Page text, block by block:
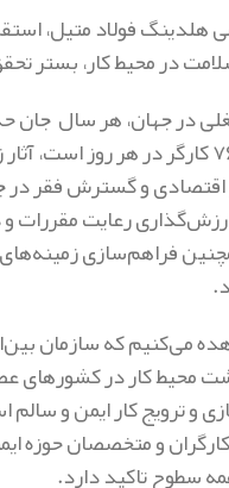
هلدینگ فولاد متیل،
در محیط کار، بستر
برابر مرگ بیش از ۷۶۰۰ کارگر
و گسترش فقر در
رعایت مقررات
فراهم‌سازی
می‌کنیم که سازمان
محیط کار در کشورهای
و ترویج کار ایمن و
کارگران و متخصصان
سطوح تاکید دارد.